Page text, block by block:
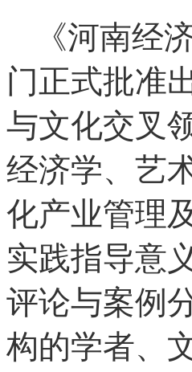
《河南经
门正式批准
与文化交叉
经济学、艺
化产业管理
实践指导意
评论与案例
构的学者、